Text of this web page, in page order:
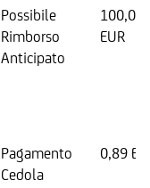
Possibile
Rimborso
Anticipato
100,00
EUR
Pagamento
Cedola
0,89